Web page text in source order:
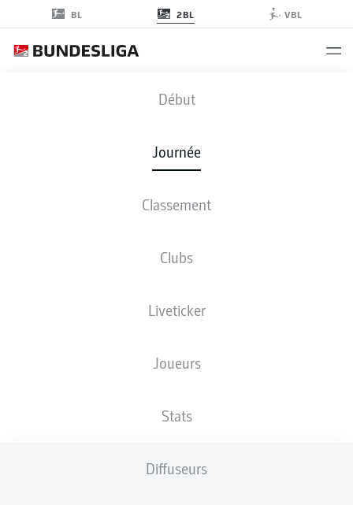
BL 2BL VBL
Début
Journée
Classement
Clubs
Liveticker
Joueurs
Stats
Diffuseurs
SGD - SGF
COMPOSITIONS STATISTIQUES